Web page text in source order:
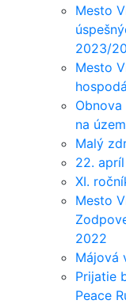
Mesto
2023/
Mesto
na
Malý
22.
XI.
Mesto
2022
Májová
Prijatie
Peace